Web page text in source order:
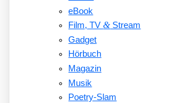
eBook
Film, TV&Stream
Gadget
Hörbuch
Magazin
Musik
Poetry-Slam